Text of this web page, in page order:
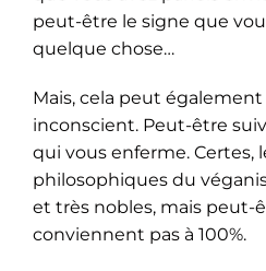
peut-être le signe que
quelque chose…
Mais, cela peut
inconscient. Peut-être
qui vous enferme. Certes,
philosophiques du
et très nobles, mais peut-
conviennent pas à 100%.